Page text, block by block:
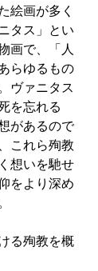
絵画が多く
タス」とい
画で、「人
らゆるもの
ヴァニタス
を忘れる
があるので
これら殉教
想いを馳せ
をより深め
る殉教を概